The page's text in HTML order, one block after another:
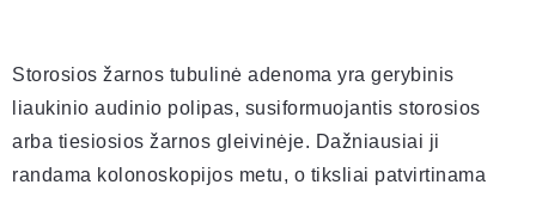
Storosios žarnos tubulinė adenoma yra gerybinis
liaukinio audinio polipas, susiformuojantis storosios
arba tiesiosios žarnos gleivinėje. Dažniausiai ji
randama kolonoskopijos metu, o tiksliai patvirtinama